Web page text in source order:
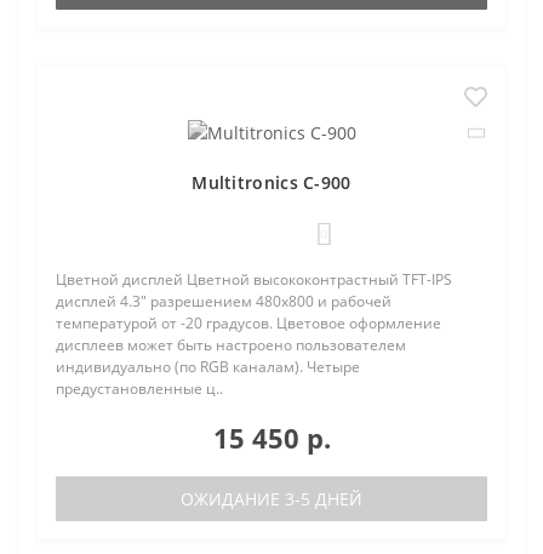
Multitronics C-900
Цветной дисплей Цветной высококонтрастный TFT-IPS
дисплей 4.3" разрешением 480х800 и рабочей
температурой от -20 градусов. Цветовое оформление
дисплеев может быть настроено пользователем
индивидуально (по RGB каналам). Четыре
предустановленные ц..
15 450 р.
ОЖИДАНИЕ 3-5 ДНЕЙ